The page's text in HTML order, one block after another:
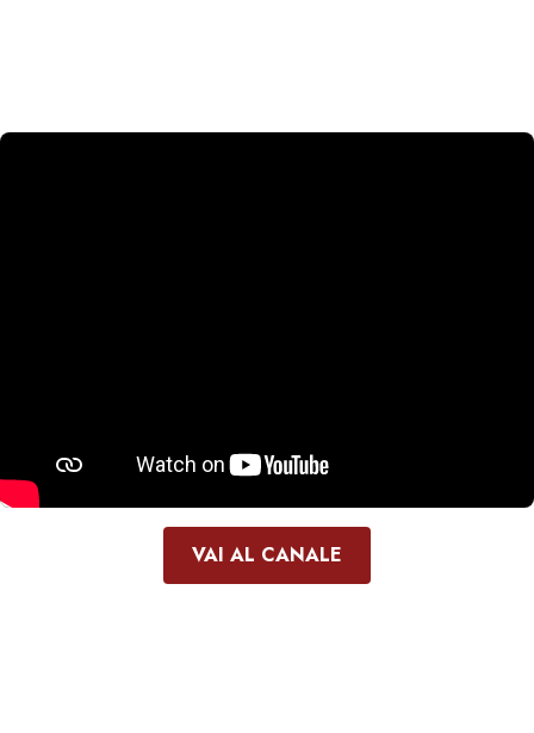
VAI AL CANALE